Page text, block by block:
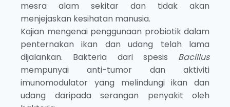
mesra alam sekitar dan tidak akan
menjejaskan kesihatan manusia.
Kajian mengenai penggunaan probiotik dalam
penternakan ikan dan udang telah lama
dijalankan. Bakteria dari spesis Bacillus
mempunyai anti-tumor dan aktiviti
imunomodulator yang melindungi ikan dan
udang daripada serangan penyakit oleh